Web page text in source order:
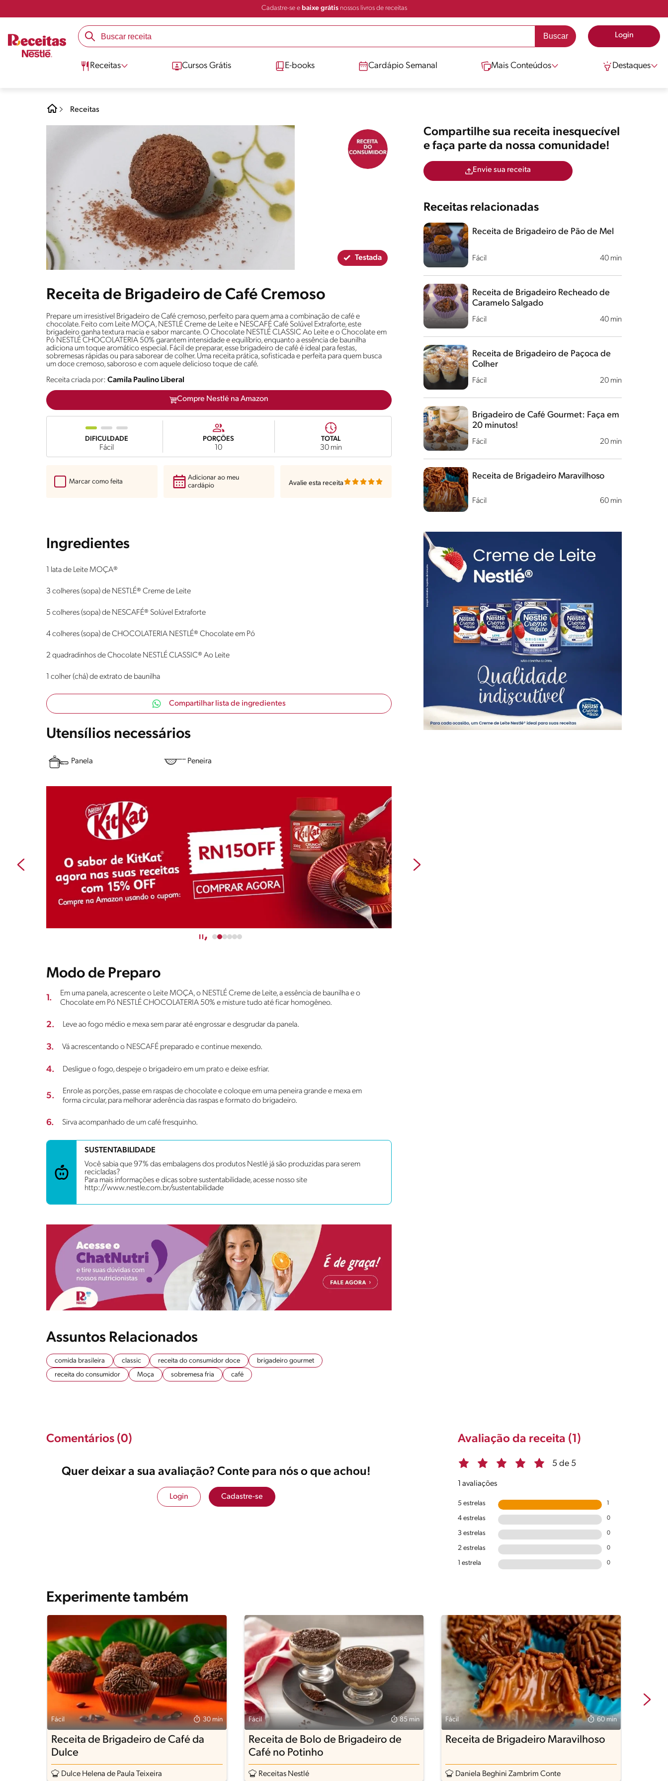
Cadastre-se e baixe grátisnossos livros de receitas
Login
Receitas Cursos Grátis E-books Cardápio Semanal Mais Conteúdos Destaques
Receitas
Testada
Receita de Brigadeiro de Café Cremoso
Prepare um irresistível Brigadeiro de Café cremoso, perfeito para quem ama a combinação de café e
chocolate. Feito com Leite MOÇA, NESTLÉ Creme de Leite e NESCAFÉ Café Solúvel Extraforte, este
brigadeiro ganha textura macia e sabor marcante. O Chocolate NESTLÉ CLASSIC Ao Leite e o Chocolate em
Pó NESTLÉ CHOCOLATERIA 50% garantem intensidade e equilíbrio, enquanto a essência de baunilha
adiciona um toque aromático especial. Fácil de preparar, esse brigadeiro de café é ideal para festas,
sobremesas rápidas ou para saborear de colher. Uma receita prática, sofisticada e perfeita para quem busca
um doce cremoso, saboroso e com aquele delicioso toque de café.
Receita criada por: Camila Paulino Liberal
Compre Nestlé na Amazon
DIFICULDADE
Fácil
PORÇÕES
10
TOTAL
30 min
Marcar como feita
Adicionar ao meu
cardápio
Avalie esta receita
Ingredientes
1 lata de Leite MOÇA®
3 colheres (sopa) de NESTLÉ® Creme de Leite
5 colheres (sopa) de NESCAFÉ® Solúvel Extraforte
4 colheres (sopa) de CHOCOLATERIA NESTLÉ® Chocolate em Pó
2 quadradinhos de Chocolate NESTLÉ CLASSIC® Ao Leite
1 colher (chá) de extrato de baunilha
Compartilhar lista de ingredientes
Utensílios necessários
Panela Peneira
Modo de Preparo
1.
Em uma panela, acrescente o Leite MOÇA, o NESTLÉ Creme de Leite, a essência de baunilha e o
Chocolate em Pó NESTLÉ CHOCOLATERIA 50% e misture tudo até ficar homogêneo.
2. Leve ao fogo médio e mexa sem parar até engrossar e desgrudar da panela.
3. Vá acrescentando o NESCAFÉ preparado e continue mexendo.
4. Desligue o fogo, despeje o brigadeiro em um prato e deixe esfriar.
5.
Enrole as porções, passe em raspas de chocolate e coloque em uma peneira grande e mexa em
forma circular, para melhorar aderência das raspas e formato do brigadeiro.
6. Sirva acompanhado de um café fresquinho.
SUSTENTABILIDADE
Você sabia que 97% das embalagens dos produtos Nestlé já são produzidas para serem
recicladas?
Para mais informações e dicas sobre sustentabilidade, acesse nosso site
http://www.nestle.com.br/sustentabilidade
Assuntos Relacionados
comida brasileira classic receita do consumidor doce
brigadeiro gourmet
receita do consumidor
Moça sobremesa fria café
Compartilhe sua receita inesquecível
e faça parte da nossa comunidade!
Envie sua receita
Receitas relacionadas
Fácil 40 min
Receita de Brigadeiro de Pão de Mel
Fácil 40 min
Receita de Brigadeiro Recheado de
Caramelo Salgado
Fácil 20 min
Receita de Brigadeiro de Paçoca de
Colher
Fácil 20 min
Brigadeiro de Café Gourmet: Faça em
20 minutos!
Fácil 60 min
Receita de Brigadeiro Maravilhoso
Avaliação da receita (1)
5 de 5
1 avaliações
5 estrelas
4 estrelas 0
3 estrelas 0
2 estrelas 0
1 estrela 0
Comentários (0)
Quer deixar a sua avaliação? Conte para nós o que achou!
Login Cadastre-se
Experimente também
Fácil 30 min
Receita de Brigadeiro de Café da
Dulce
Dulce Helena de Paula Teixeira
Fácil 85 min
Receita de Bolo de Brigadeiro de
Café no Potinho
Receitas Nestlé
Fácil 60 min
Receita de Brigadeiro Maravilhoso
Daniela Beghini Zambrim Conte